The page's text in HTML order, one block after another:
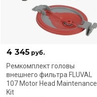
4 345 руб.
Ремкомплект головы
внешнего фильтра FLUVAL
107 Motor Head Maintenance
Kit